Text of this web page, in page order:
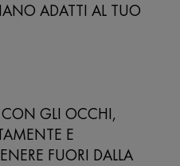
ADATTI AL TUO
GLI OCCHI,
E
FUORI DALLA